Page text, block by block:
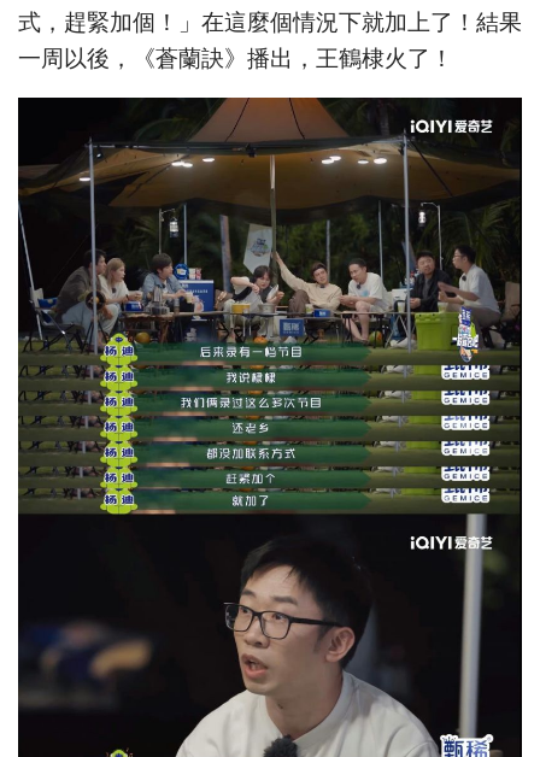
式，趕緊加個！」在這麼個情況下就加上了！結果
一周以後，《蒼蘭訣》播出，王鶴棣火了！